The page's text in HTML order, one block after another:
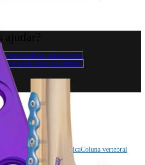
oportunidades educacionais
que há de novo na Arthrex?
Pé e
Cirurgia cardiotorácicaColuna vertebral